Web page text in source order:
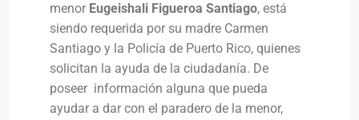
menor Eugeishali Figueroa Santiago, está
siendo requerida por su madre Carmen
Santiago y la Policía de Puerto Rico, quienes
solicitan la ayuda de la ciudadanía. De
poseer información alguna que pueda
ayudar a dar con el paradero de la menor,